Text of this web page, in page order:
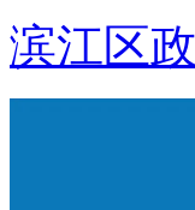
滨江区